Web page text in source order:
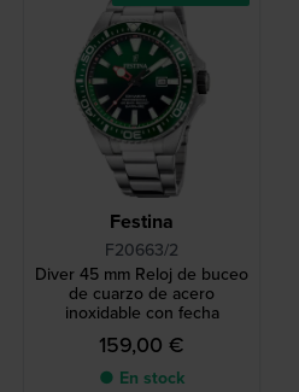
Festina
F20663/2
Diver 45 mm Reloj de buceo
de cuarzo de acero
inoxidable con fecha
159,00 €
● En stock